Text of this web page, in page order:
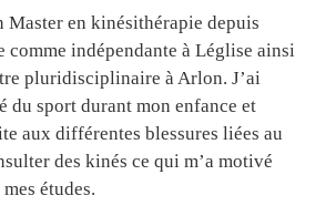
Master en kinésithérapie depuis
comme indépendante à Léglise ainsi
pluridisciplinaire à Arlon. J’ai
du sport durant mon enfance et
aux différentes blessures liées au
des kinés ce qui m’a motivé
études.